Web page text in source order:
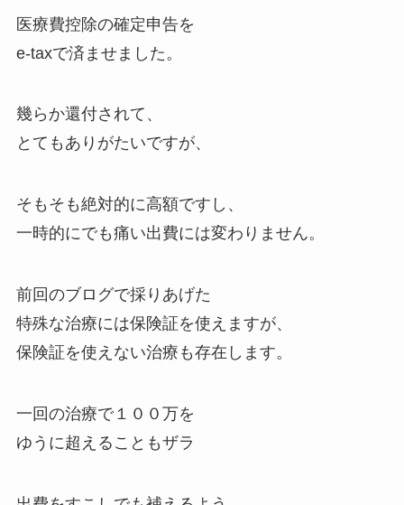
医療費控除の確定申告を
e-taxで済ませました。
幾らか還付されて、
とてもありがたいですが、
そもそも絶対的に高額ですし、
一時的にでも痛い出費には変わりません。
前回のブログで採りあげた
特殊な治療には保険証を使えますが、
保険証を使えない治療も存在します。
一回の治療で１００万を
ゆうに超えることもザラ